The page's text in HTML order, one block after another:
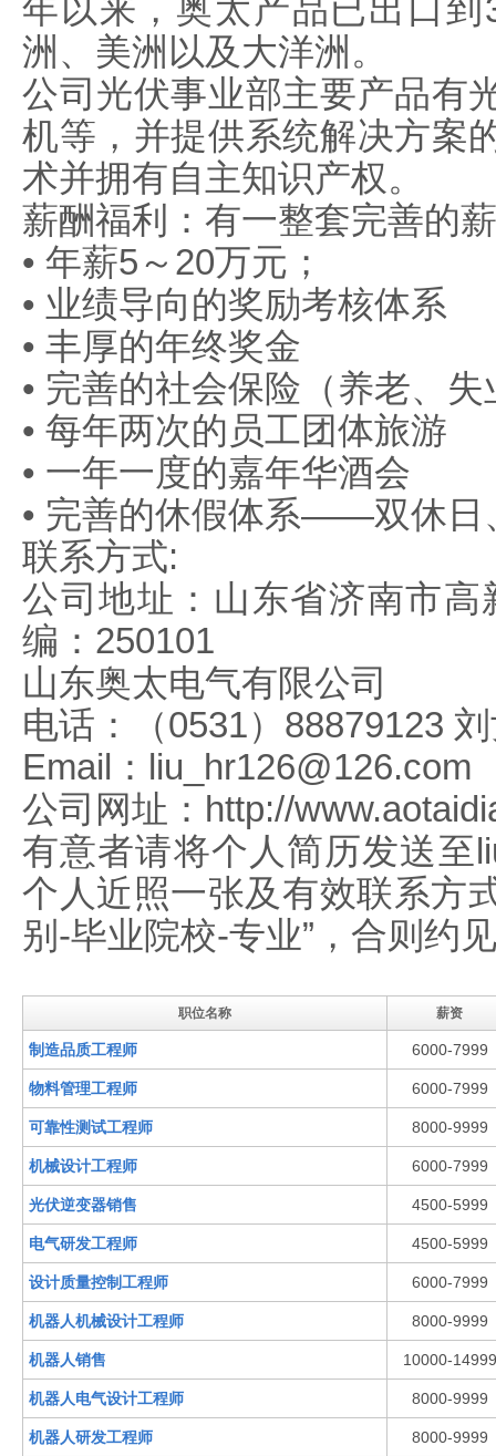
年以来，奥太产品已出口
洲、美洲以及大洋洲。
公司光伏事业部主要产品有
机等，并提供系统解决方案
术并拥有自主知识产权。
薪酬福利：有一整套完善的
• 年薪5～20万元；
• 业绩导向的奖励考核体系
• 丰厚的年终奖金
• 完善的社会保险（养老、
• 每年两次的员工团体旅游
• 一年一度的嘉年华酒会
• 完善的休假体系——双休日
联系方式:
公司地址：山东省济南市
编：250101
山东奥太电气有限公司
电话：（0531）88879123
Email：liu_hr126@126.com
公司网址：http://
有意者请将个人简历发送至
个人近照一张及有效联系方
别-毕业院校-专业”，合则约
职位名称 薪资
制造品质工程师 6000-7999
物料管理工程师 6000-7999
可靠性测试工程师 8000-9999
机械设计工程师 6000-7999
光伏逆变器销售 4500-5999
电气研发工程师 4500-5999
设计质量控制工程师 6000-7999
机器人机械设计工程师 8000-9999
机器人销售 10000-14999
机器人电气设计工程师 8000-9999
机器人研发工程师 8000-9999